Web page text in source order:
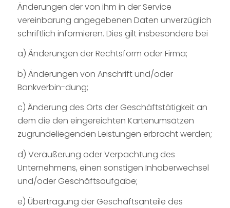
Änderungen der von ihm in der Service
vereinbarung angegebenen Daten unverzüglich
schriftlich informieren. Dies gilt insbesondere bei
a) Änderungen der Rechtsform oder Firma;
b) Änderungen von Anschrift und/oder
Bankverbin-dung;
c) Änderung des Orts der Geschäftstätigkeit an
dem die den eingereichten Kartenumsätzen
zugrundeliegenden Leistungen erbracht werden;
d) Veräußerung oder Verpachtung des
Unternehmens, einen sonstigen Inhaberwechsel
und/oder Geschäftsaufgabe;
e) Übertragung der Geschäftsanteile des